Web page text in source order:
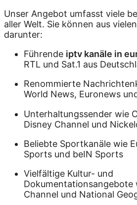
Unser Angebot umfasst viele
aller Welt. Sie können aus
darunter:
Führende iptv kanäle in
RTL und Sat.1 aus
Renommierte
World News, Euronews
Unterhaltungssender wie
Disney Channel und
Beliebte Sportkanäle wie
Sports und beIN Sports
Vielfältige Kultur- und
Dokumentationsangebote
Channel und National